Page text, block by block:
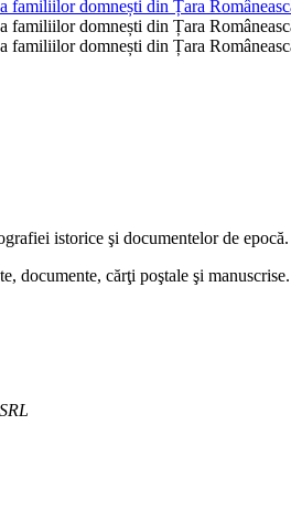
istorice şi documentelor de epocă.
documente, cărţi poştale şi manuscrise.